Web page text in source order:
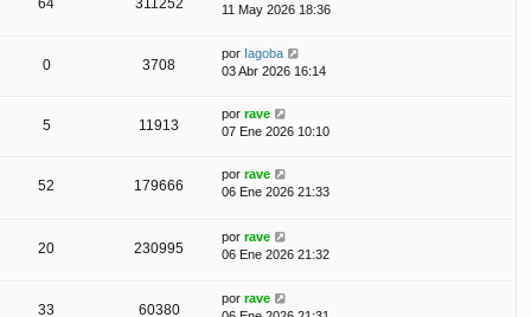
64 311252
11 May 2026 18:36
0 3708
por Iagoba
03 Abr 2026 16:14
5 11913
por rave
07 Ene 2026 10:10
52 179666
por rave
06 Ene 2026 21:33
20 230995
por rave
06 Ene 2026 21:32
33 60380
por rave